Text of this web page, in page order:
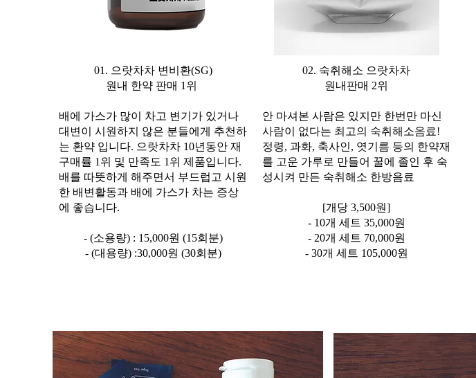
01. 으랏차차 변비환(SG)
원내 한약 판매 1위
배에 가스가 많이 차고 변기가 있거나
대변이 시원하지 않은 분들에게 추천하
는 환약 입니다. 으랏차차 10년동안 재
구매률 1위 및 만족도 1위 제품입니다.
배를 따뜻하게 해주면서 부드럽고 시원
한 배변활동과 배에 가스가 차는 증상
에 좋습니다.
- (소용량) : 15,000원 (15회분)
- (대용량) :30,000원 (30회분)
02. 숙취해소 으랏차차
​원내판매 2위
안 마셔본 사람은 있지만 한번만 마신
사람이 없다는 최고의 숙취해소음료!
정령, 과화, 축사인, 엿기름 등의 한약재
를 고운 가루로 만들어 꿀에 졸인 후 숙
성시켜 만든 숙취해소 한방음료
[개당 3,500원]
- 10개 세트 35,000원
- 20개 세트 70,000원
- 30개 세트 105,000원